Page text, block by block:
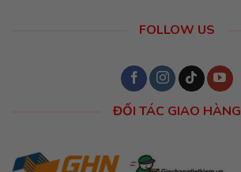
FOLLOW US
ĐỐI TÁC GIAO HÀNG